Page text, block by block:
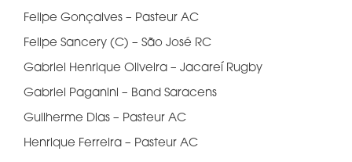
Felipe Gonçalves – Pasteur AC
Felipe Sancery (C) – São José RC
Gabriel Henrique Oliveira – Jacareí Rugby
Gabriel Paganini – Band Saracens
Guilherme Dias – Pasteur AC
Henrique Ferreira – Pasteur AC